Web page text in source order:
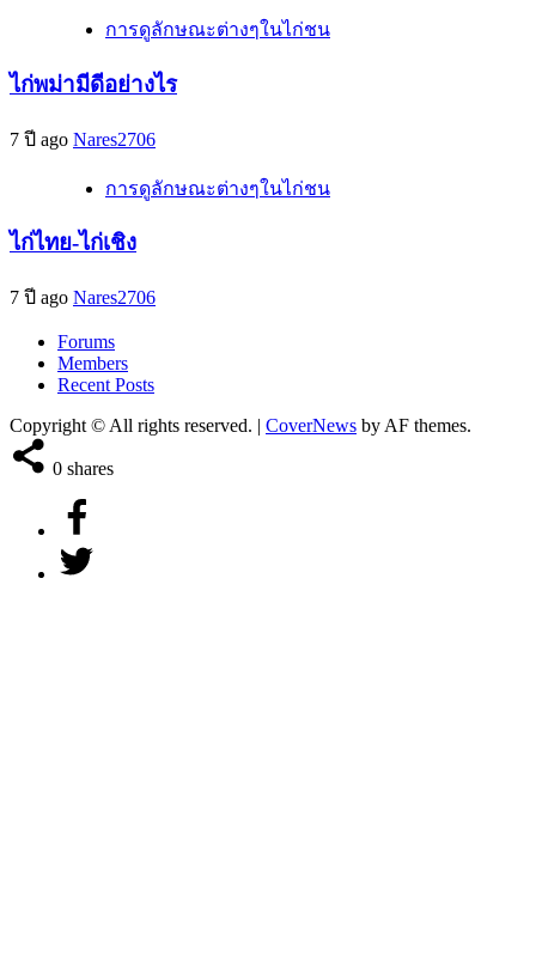
การดูลักษณะต่างๆในไก่ชน
ไก่พม่ามีดีอย่างไร
7 ปี ago Nares2706
การดูลักษณะต่างๆในไก่ชน
ไก่ไทย-ไก่เชิง
7 ปี ago Nares2706
Forums
Members
Recent Posts
Copyright © All rights reserved. | CoverNews by AF themes.
0 shares